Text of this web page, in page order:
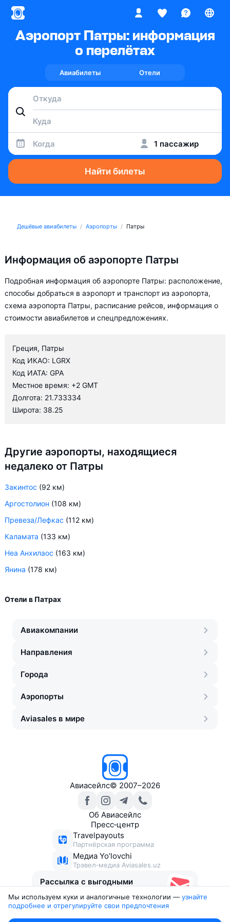
Аэропорт Патры: информация
о перелётах
Авиабилеты Отели
Когда 1 пассажир
Найти билеты
Дешёвые авиабилеты Аэропорты Патры
Информация об аэропорте Патры
Подробная информация об аэропорте Патры: расположение,
способы добраться в аэропорт и транспорт из аэропорта,
схема аэропорта Патры, расписание рейсов, информация о
стоимости авиабилетов и спецпредложениях.
Греция, Патры
Код ИКАО: LGRX
Код ИАТА: GPA
Местное время: +2 GMT
Долгота: 21.733334
Широта: 38.25
Другие аэропорты, находящиеся
недалеко от Патры
Закинтос (92 км)
Аргостолион (108 км)
Превеза/Лефкас (112 км)
Каламата (133 км)
Неа Анхилаос (163 км)
Янина (178 км)
Отели в Патрах
Авиакомпании
Направления
Города
Аэропорты
Aviasales в мире
Авиасейлс© 2007–2026
Об Авиасейлс
Пресс‑центр
Travelpayouts
Партнёрская программа
Медиа Yo’lovchi
Трэвел‑медиа Aviasales.uz
Рассылка с выгодными
Мы используем куки и аналогичные технологии — узнайте
подробнее и отрегулируйте свои предпочтения